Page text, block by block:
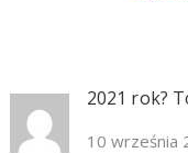
2021 rok?
10 września